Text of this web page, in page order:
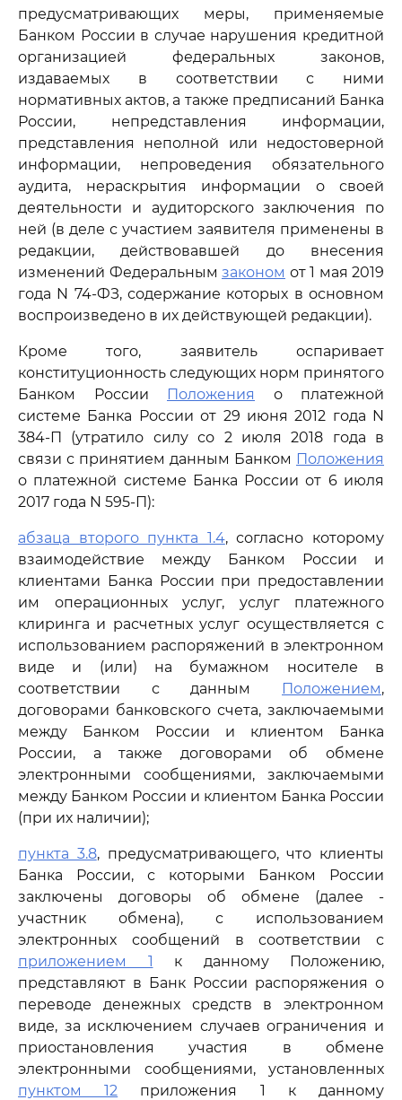
предусматривающих меры, применяемые
Банком России в случае нарушения кредитной
организацией федеральных законов,
издаваемых в соответствии с ними
нормативных актов, а также предписаний Банка
России, непредставления информации,
представления неполной или недостоверной
информации, непроведения обязательного
аудита, нераскрытия информации о своей
деятельности и аудиторского заключения по
ней (в деле с участием заявителя применены в
редакции, действовавшей до внесения
изменений Федеральным законом от 1 мая 2019
года N 74-ФЗ, содержание которых в основном
воспроизведено в их действующей редакции).
Кроме того, заявитель оспаривает
конституционность следующих норм принятого
Банком России
Положения
о платежной
системе Банка России от 29 июня 2012 года N
384-П (утратило силу со 2 июля 2018 года в
связи с принятием данным Банком Положения
о платежной системе Банка России от 6 июля
2017 года N 595-П):
абзаца второго пункта 1.4, согласно которому
взаимодействие между Банком России и
клиентами Банка России при предоставлении
им операционных услуг, услуг платежного
клиринга и расчетных услуг осуществляется с
использованием распоряжений в электронном
виде и (или) на бумажном носителе в
соответствии с данным
Положением,
договорами банковского счета, заключаемыми
между Банком России и клиентом Банка
России, а также договорами об обмене
электронными сообщениями, заключаемыми
между Банком России и клиентом Банка России
(при их наличии);
пункта 3.8, предусматривающего, что клиенты
Банка России, с которыми Банком России
заключены договоры об обмене (далее -
участник обмена), с использованием
электронных сообщений в соответствии с
приложением 1 к данному Положению,
представляют в Банк России распоряжения о
переводе денежных средств в электронном
виде, за исключением случаев ограничения и
приостановления участия в обмене
электронными сообщениями, установленных
пунктом 12 приложения 1 к данному